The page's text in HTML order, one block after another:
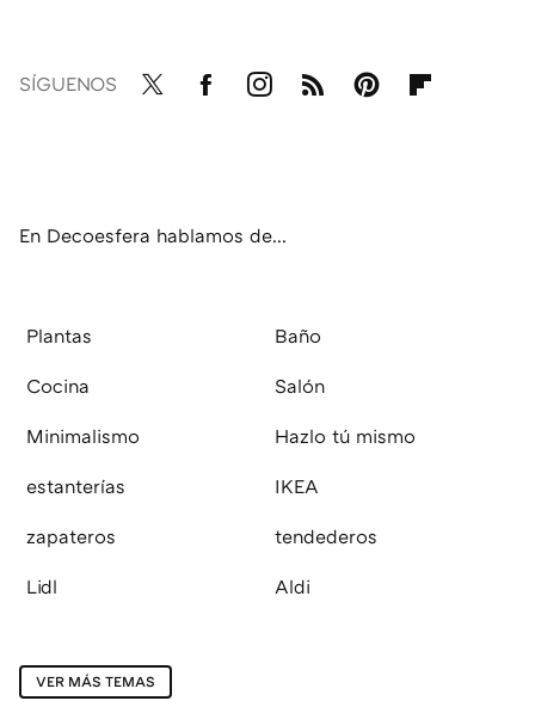
SÍGUENOS
En Decoesfera hablamos de...
Plantas Baño
Cocina Salón
Minimalismo Hazlo tú mismo
estanterías IKEA
zapateros tendederos
Lidl Aldi
VER MÁS TEMAS